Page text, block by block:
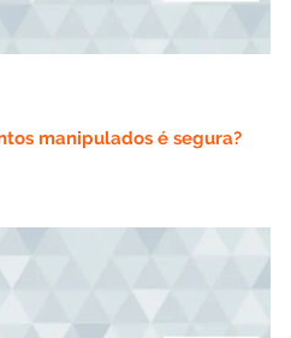
manipulados é segura?